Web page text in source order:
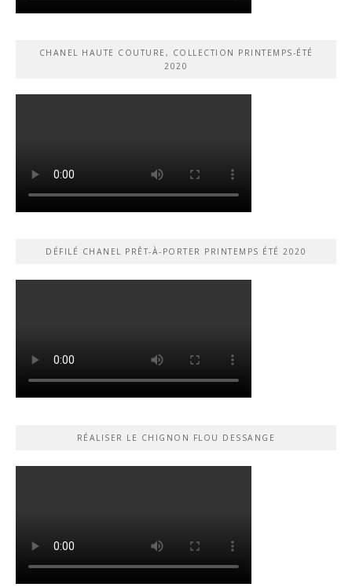
CHANEL HAUTE COUTURE, COLLECTION PRINTEMPS-ÉTÉ
2020
DÉFILÉ CHANEL PRÊT-À-PORTER PRINTEMPS ÉTÉ 2020
RÉALISER LE CHIGNON FLOU DESSANGE